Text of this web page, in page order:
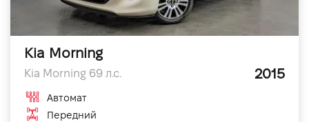
Kia Morning
Kia Morning 69 л.с. 2015
Автомат
Передний